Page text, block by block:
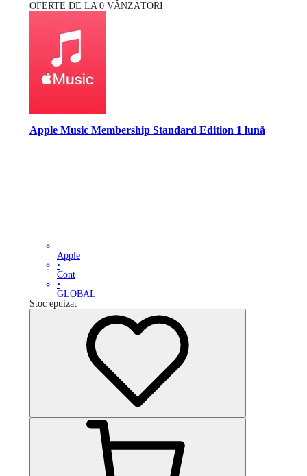
OFERTE DE LA 0 VÂNZĂTORI
Apple Music Membership Standard Edition 1 lună
Apple
•
Cont
•
GLOBAL
Stoc epuizat